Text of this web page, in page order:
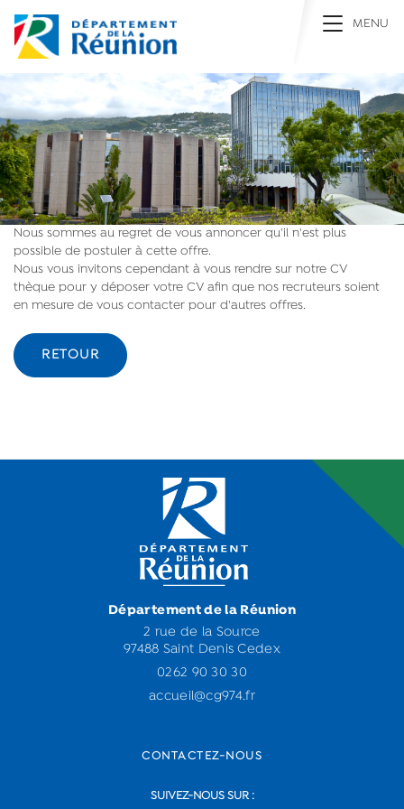
Toggle
MENU
Nous sommes au regret de vous annoncer qu'il n'est plus
possible de postuler à cette offre.
Nous vous invitons cependant à vous rendre sur notre CV
thèque pour y déposer votre CV afin que nos recruteurs soient
en mesure de vous contacter pour d'autres offres.
RETOUR
Département de la Réunion
2 rue de la Source
97488 Saint Denis Cedex
0262 90 30 30
accueil@cg974.fr
CONTACTEZ-NOUS
SUIVEZ-NOUS SUR :